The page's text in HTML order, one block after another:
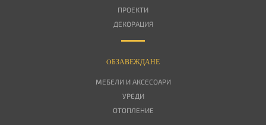
ПРОЕКТИ
ДЕКОРАЦИЯ
OБЗАВЕЖДАНЕ
МЕБЕЛИ И АКСЕСОАРИ
УРЕДИ
ОТОПЛЕНИЕ